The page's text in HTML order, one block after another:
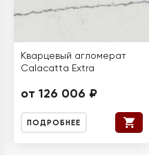
Кварцевый агломерат
Calacatta Extra
от 126 006 ₽
ПОДРОБНЕЕ